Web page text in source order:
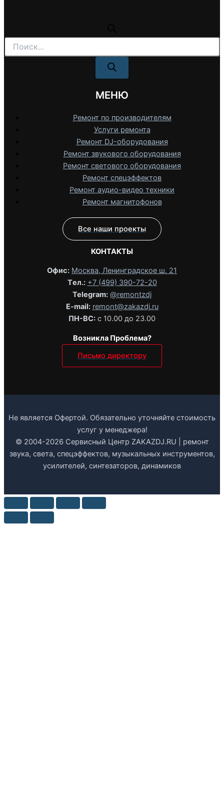
Поиск
товаров
МЕНЮ
Ремонт по производителям
Услуги ремонта
Ремонт DJ-оборудования
Ремонт звукового оборудования
Ремонт светового оборудования
Ремонт спецэффектов
Ремонт аудио-видео техники
Ремонт магнитофонов
Все наши проекты
КОНТАКТЫ
Офис: Москва, Ленинградское ш. 21
Tел.: +7 (499) 390-72-20
Telegram: @remontzdj‬
E-mail: remont@zakazdj.ru
ПН-ВС: с 10.00 до 23.00
Возникла Проблема?
Письмо директору
Не является Офертой. Обязательно уточняйте стоимость
услуг у менеджера!
© 2004-2026 Сервисный Центр ZAKAZDJ.RU | ремонт
звука, света, спецэффектов, музыкальных инструментов,
усилителей, синтезаторов, динамиков